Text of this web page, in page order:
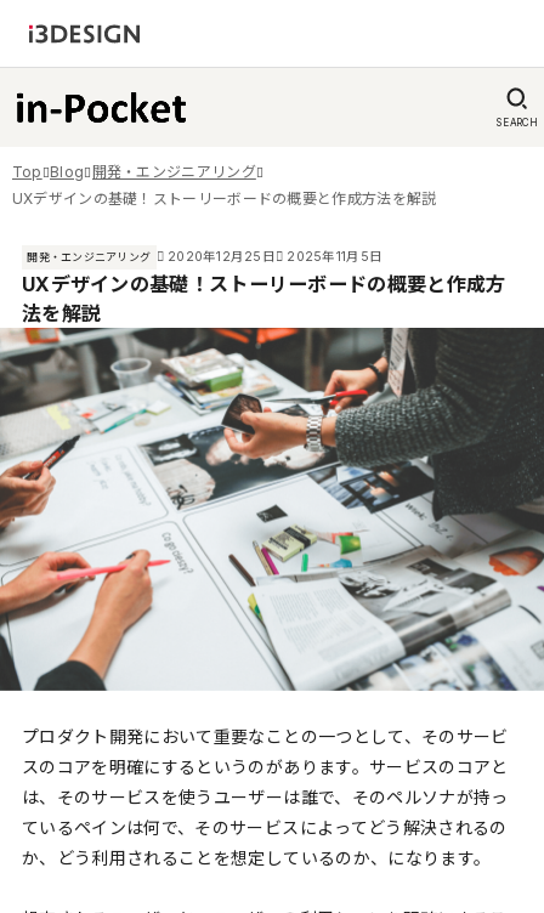
SEARCH
Top Blog
開発・エンジニアリング
UXデザインの基礎！ストーリーボードの概要と作成方法を解説
開発・エンジニアリング 2020年12月25日 2025年11月5日
UXデザインの基礎！ストーリーボードの概要と作成方
法を解説
プロダクト開発において重要なことの一つとして、そのサービ
スのコアを明確にするというのがあります。サービスのコアと
は、そのサービスを使うユーザーは誰で、そのペルソナが持っ
ているペインは何で、そのサービスによってどう解決されるの
か、どう利用されることを想定しているのか、になります。